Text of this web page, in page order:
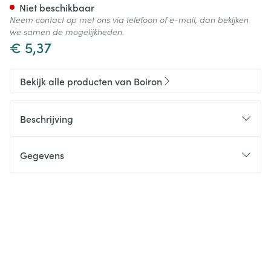
€ 5,37
Niet beschikbaar
Neem contact op met ons via telefoon of e-mail, dan bekijken
we samen de mogelijkheden.
Bekijk alle producten van Boiron
Beschrijving
Gegevens